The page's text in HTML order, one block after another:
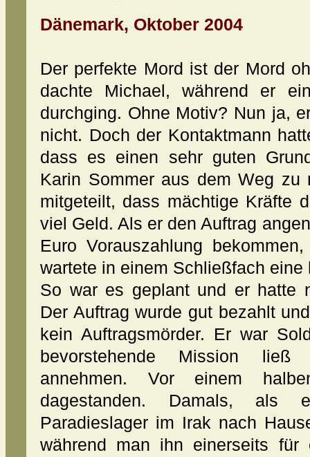
Dänemark, Oktober 2004
Der perfekte Mord ist der Mord
dachte Michael, während er
durchging. Ohne Motiv? Nun ja,
nicht. Doch der Kontaktmann
dass es einen sehr guten
Karin Sommer aus dem Weg zu
mitgeteilt, dass mächtige Kräfte
viel Geld. Als er den Auftrag
Euro Vorauszahlung
wartete in einem Schließfach
So war es geplant und er hatte
Der Auftrag wurde gut bezahlt
kein Auftragsmörder. Er war
bevorstehende Mission
annehmen. Vor einem
dagestanden. Damals, als
Paradieslager im Irak nach
während man ihn einerseits für